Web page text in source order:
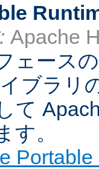
Apache
ェース
ブラリ
て
す。